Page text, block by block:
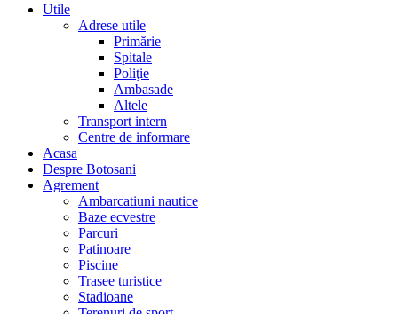
Utile
Adrese utile
Primărie
Spitale
Poliţie
Ambasade
Altele
Transport intern
Centre de informare
Acasa
Despre Botosani
Agrement
Ambarcatiuni nautice
Baze ecvestre
Parcuri
Patinoare
Piscine
Trasee turistice
Stadioane